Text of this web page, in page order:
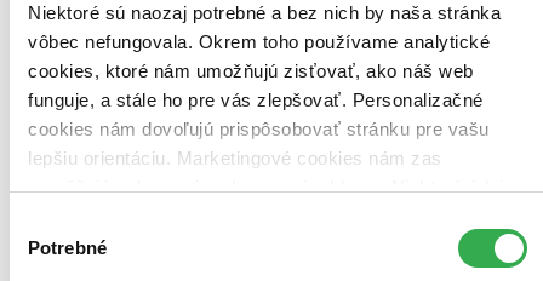
Niektoré sú naozaj potrebné a bez nich by naša stránka
vôbec nefungovala. Okrem toho používame analytické
cookies, ktoré nám umožňujú zisťovať, ako náš web
funguje, a stále ho pre vás zlepšovať. Personalizačné
cookies nám dovoľujú prispôsobovať stránku pre vašu
lepšiu orientáciu. Marketingové cookies nám zas
umožňujú zobrazenie relevantnej reklamy. Niektoré údaje
keby sme mohli používať všetky tieto cookies. Ďakujeme!
súhlasu
Potrebné